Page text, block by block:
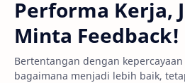
Performa Kerja,
Minta Feedback!
Bertentangan dengan
bagaimana menjadi lebih baik,